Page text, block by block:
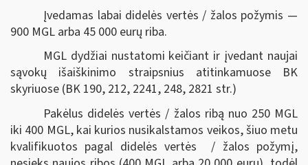
Įvedamas labai didelės vertės / žalos požymis —
900 MGL arba 45 000 eurų riba.
MGL dydžiai nustatomi keičiant ir įvedant naujai
sąvokų išaiškinimo straipsnius atitinkamuose BK
skyriuose (BK 190, 212, 2241, 248, 2821 str.)
Pakėlus didelės vertės / žalos ribą nuo 250 MGL
iki 400 MGL, kai kurios nusikalstamos veikos, šiuo metu
kvalifikuotos pagal didelės vertės / žalos požymį,